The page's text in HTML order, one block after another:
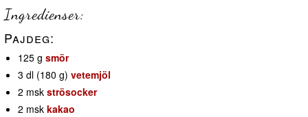
Ingredienser:
Pajdeg:
125 g smör
3 dl (180 g) vetemjöl
2 msk strösocker
2 msk kakao